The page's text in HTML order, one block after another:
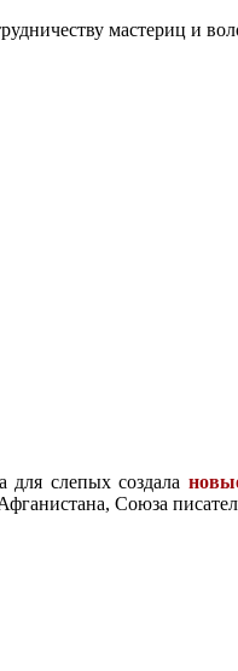
мастериц и
для слепых создала
Союза